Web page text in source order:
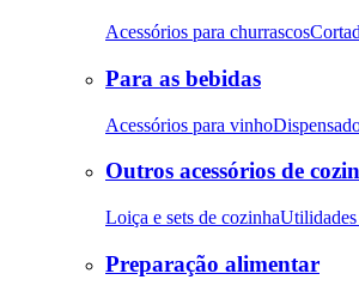
Acessórios para churrascos
Para as bebidas
Acessórios para vinho
Outros acessórios de
Loiça e sets de cozinhaUtilidades
Preparação alimentar